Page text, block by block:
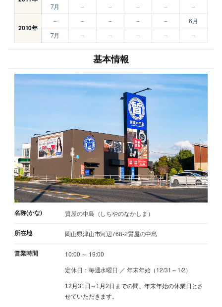
7月
– – – – –
2010年
– – – – –
6月
7月
– – – – –
基本情報
名称(かな) 質屋の中島（しちやのなかしま）
所在地 岡山県津山市河辺768-2質屋の中島
営業時間
10:00 ～ 19:00
定休日：毎週水曜日 ／ 年末年始（12/31～1/2）
12月31日～1月2日までの間、年末年始の休業日とさ
せていただきます。